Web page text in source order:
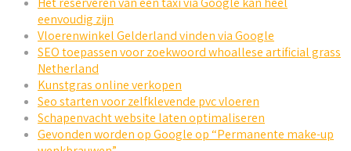
eenvoudig zijn
Vloerenwinkel Gelderland vinden via Google
SEO toepassen voor zoekwoord whoallese artificial grass
Netherland
Kunstgras online verkopen
Seo starten voor zelfklevende pvc vloeren
Schapenvacht website laten optimaliseren
Gevonden worden op Google op “Permanente make-up